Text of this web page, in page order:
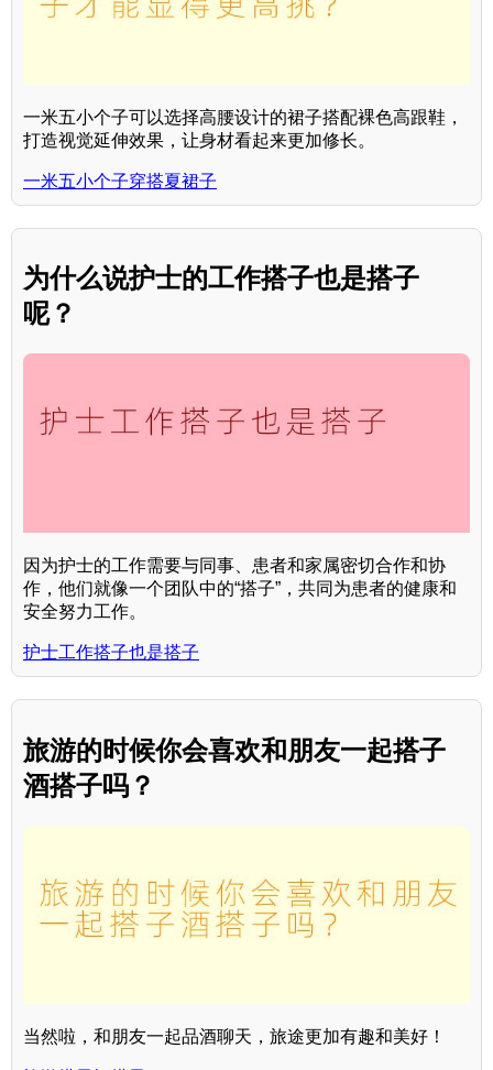
一米五小个子可以选择高腰设计的裙子搭配裸色高跟鞋，
打造视觉延伸效果，让身材看起来更加修长。
一米五小个子穿搭夏裙子
为什么说护士的工作搭子也是搭子
呢？
因为护士的工作需要与同事、患者和家属密切合作和协
作，他们就像一个团队中的“搭子”，共同为患者的健康和
安全努力工作。
护士工作搭子也是搭子
旅游的时候你会喜欢和朋友一起搭子
酒搭子吗？
当然啦，和朋友一起品酒聊天，旅途更加有趣和美好！